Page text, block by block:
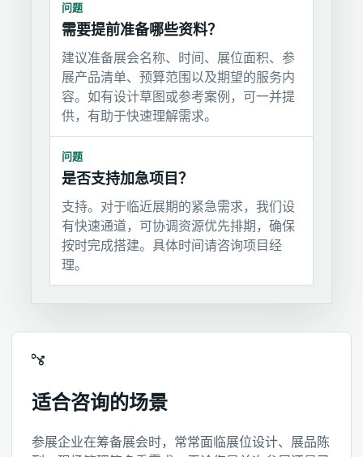
问题
需要提前准备哪些资料？
建议准备展会名称、时间、展位面积、参
展产品清单、预算范围以及期望的服务内
容。如有设计草图或参考案例，可一并提
供，有助于快速理解需求。
问题
是否支持加急项目？
支持。对于临近展期的紧急需求，我们设
有快速通道，可协调资源优先排期，确保
按时完成搭建。具体时间请咨询项目经
理。
适合咨询的场景
参展企业在筹备展会时，常常面临展位设计、展品陈